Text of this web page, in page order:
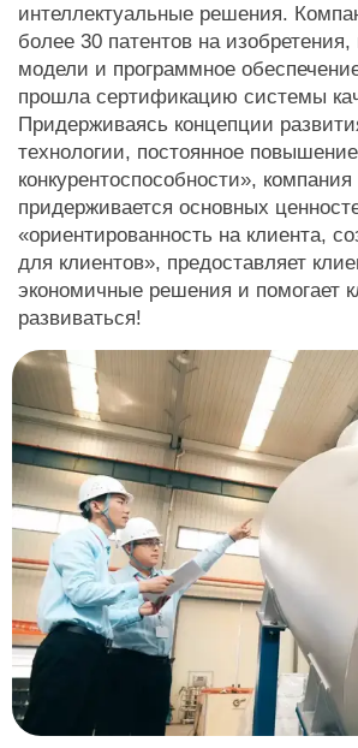
интеллектуальные решения.
более 30 патентов на
модели и программное
прошла сертификацию системы
Придерживаясь концепции
технологии, постоянное повышение
конкурентоспособности», компания
придерживается основных
«ориентированность на клиента,
для клиентов», предоставляет
экономичные решения и помогает
развиваться!